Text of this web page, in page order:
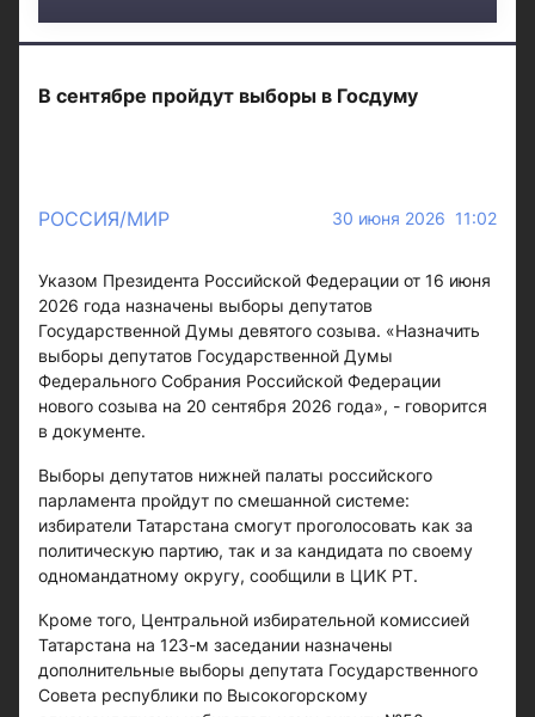
В сентябре пройдут выборы в Госдуму
РОССИЯ/МИР 30 июня 2026 11:02
Указом Президента Российской Федерации от 16 июня
2026 года назначены выборы депутатов
Государственной Думы девятого созыва. «Назначить
выборы депутатов Государственной Думы
Федерального Собрания Российской Федерации
нового созыва на 20 сентября 2026 года», - говорится
в документе.
Выборы депутатов нижней палаты российского
парламента пройдут по смешанной системе:
избиратели Татарстана смогут проголосовать как за
политическую партию, так и за кандидата по своему
одномандатному округу, сообщили в ЦИК РТ.
Кроме того, Центральной избирательной комиссией
Татарстана на 123-м заседании назначены
дополнительные выборы депутата Государственного
Совета республики по Высокогорскому